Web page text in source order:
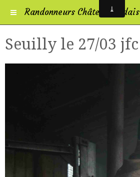
Randonneurs Châtelleraudais
Seuilly le 27/03 jfc